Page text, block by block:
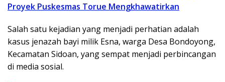
Proyek Puskesmas Torue Mengkhawatirkan
Salah satu kejadian yang menjadi perhatian adalah
kasus jenazah bayi milik Esna, warga Desa Bondoyong,
Kecamatan Sidoan, yang sempat menjadi perbincangan
di media sosial.